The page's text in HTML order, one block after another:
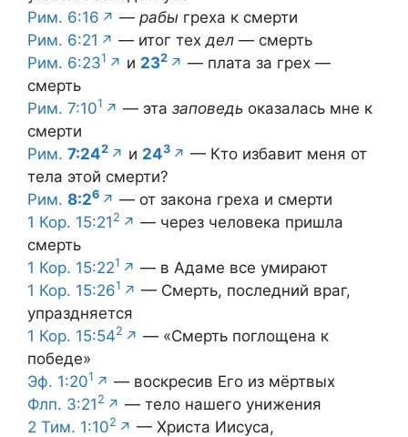
Рим. 6:16
— рабы греха к смерти
Рим. 6:21
— итог тех дел — смерть
Рим. 6:231 и 232
— плата за грех —
смерть
Рим. 7:101 — эта заповедь оказалась мне к
смерти
Рим. 7:242 и 243
— Кто избавит меня от
тела этой смерти?
Рим. 8:26
— от закона греха и смерти
1 Кор. 15:21 2
— через человека пришла
смерть
1 Кор. 15:221
— в Адаме все умирают
1 Кор. 15:261
— Смерть, последний враг,
упраздняется
1 Кор. 15:542
— «Смерть поглощена к
победе»
Эф. 1:201
— воскресив Его из мёртвых
Флп. 3:21 2
— тело нашего унижения
2 Тим. 1:102
— Христа Иисуса,